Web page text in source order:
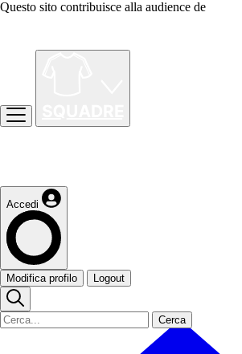
Questo sito contribuisce alla audience de
Accedi
Modifica profilo Logout
Cerca